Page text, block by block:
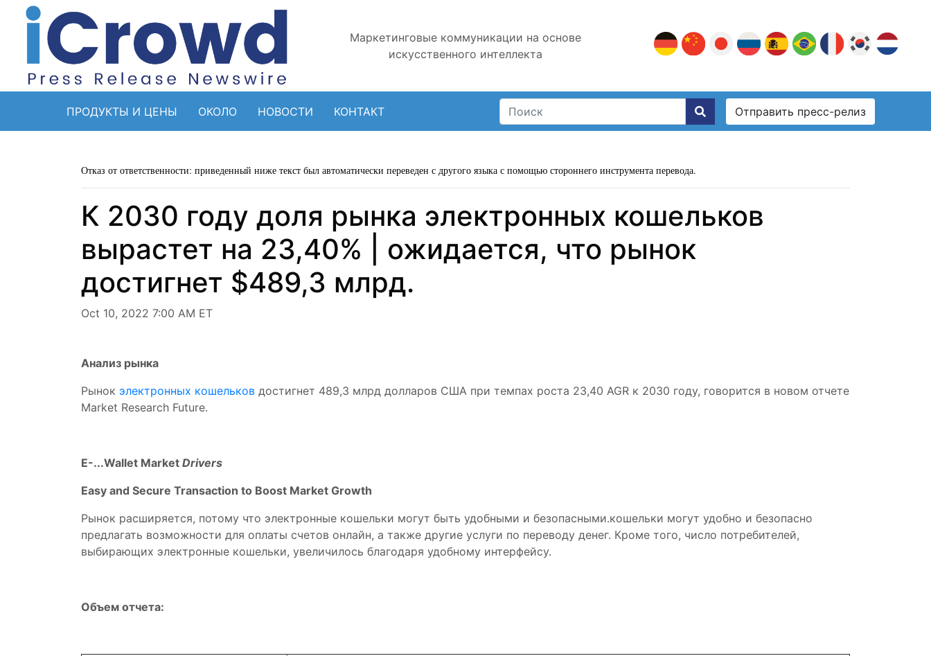
Маркетинговые коммуникации на основе
искусственного интеллекта
ПРОДУКТЫ И ЦЕНЫ ОКОЛО НОВОСТИ КОНТАКТ Отправить пресс-релиз
Отказ от ответственности: приведенный ниже текст был автоматически переведен с другого языка с помощью стороннего инструмента перевода.
К 2030 году доля рынка электронных кошельков
вырастет на 23,40% | ожидается, что рынок
достигнет $489,3 млрд.
Oct 10, 2022 7:00 AM ET
Анализ рынка
Рынок электронных кошельков достигнет 489,3 млрд долларов США при темпах роста 23,40 AGR к 2030 году, говорится в новом отчете
Market Research Future.
E-...Wallet Market Drivers
Easy and Secure Transaction to Boost Market Growth
Рынок расширяется, потому что электронные кошельки могут быть удобными и безопасными.кошельки могут удобно и безопасно
предлагать возможности для оплаты счетов онлайн, а также другие услуги по переводу денег. Кроме того, число потребителей,
выбирающих электронные кошельки, увеличилось благодаря удобному интерфейсу.
Объем отчета: